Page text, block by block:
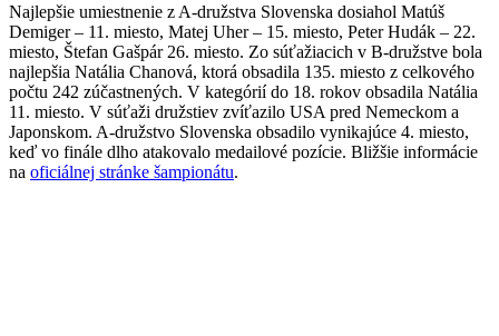
Najlepšie umiestnenie z A-družstva Slovenska dosiahol Matúš
Demiger – 11. miesto, Matej Uher – 15. miesto, Peter Hudák – 22.
miesto, Štefan Gašpár 26. miesto. Zo súťažiacich v B-družstve bola
najlepšia Natália Chanová, ktorá obsadila 135. miesto z celkového
počtu 242 zúčastnených. V kategórií do 18. rokov obsadila Natália
11. miesto. V súťaži družstiev zvíťazilo USA pred Nemeckom a
Japonskom. A-družstvo Slovenska obsadilo vynikajúce 4. miesto,
keď vo finále dlho atakovalo medailové pozície. Bližšie informácie
na oficiálnej stránke šampionátu.